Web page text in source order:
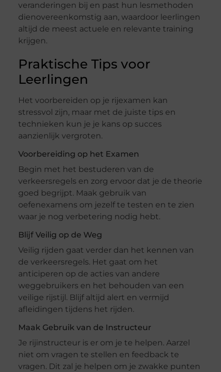
veranderingen bij en past hun lesmethoden
dienovereenkomstig aan, waardoor leerlingen
altijd de meest actuele en relevante training
krijgen.
Praktische Tips voor
Leerlingen
Het voorbereiden op je rijexamen kan
stressvol zijn, maar met de juiste tips en
technieken kun je je kans op succes
aanzienlijk vergroten.
Voorbereiding op het Examen
Begin met het bestuderen van de
verkeersregels en zorg ervoor dat je de theorie
goed begrijpt. Maak gebruik van
oefenexamens om jezelf te testen en te zien
waar je nog verbetering nodig hebt.
Blijf Veilig op de Weg
Veilig rijden gaat verder dan het kennen van
de verkeersregels. Het gaat om het
anticiperen op de acties van andere
weggebruikers en het behouden van een
veilige rijstijl. Blijf altijd alert en vermijd
afleidingen tijdens het rijden.
Maak Gebruik van de Instructeur
Je rijinstructeur is er om je te helpen. Aarzel
niet om vragen te stellen en feedback te
vragen. Dit zal je helpen om je zwakke punten